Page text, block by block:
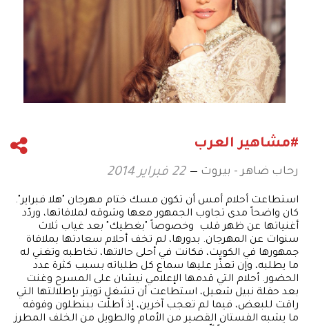
#مشاهير العرب
رحاب ضاهر - بيروت 22 فبراير 2014
استطاعت أحلام أمس أن تكون مسك ختام مهرجان "هلا فبراير".
كان واضحاً مدى تجاوب الجمهور معها وشوقه لملاقاتها، وردّد
أغنياتها عن ظهر قلب وخصوصاً "بغطيك" بعد غياب ثلاث
سنوات عن المهرجان. بدورها، لم تخف أحلام سعادتها بملاقاة
جمهورها في الكويت، فكانت في أحلى حالاتها، تخاطبه وتغني له
ما يطلبه، وإن تعذّر عليها سماع كل طلباته بسبب كثرة عدد
الحضور. أحلام التي قدمها الإعلامي نيشان على المسرح وغنت
بعد حفلة نبيل شعيل، استطاعت أن تشغل تويتر بإطلالتها التي
راقت للبعض، فيما لم تعجب آخرين، إذ أطلّت ببنطلون وفوقه
ما يشبه الفستان القصير من الأمام والطويل من الخلف المطرز